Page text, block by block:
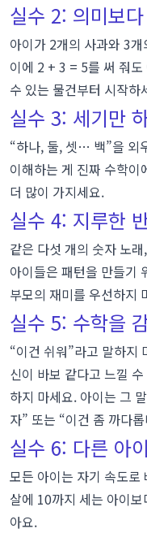
실수 2: 의미보
아이가 2개의 사과와 3
이에 2 + 3 = 5를 써 줘
수 있는 물건부터 시작하
실수 3: 세기만
“하나, 둘, 셋… 백”을 외
이해하는 게 진짜 수학
더 많이 가지세요.
실수 4: 지루한
같은 다섯 개의 숫자 노
아이들은 패턴을 만들기
부모의 재미를 우선하지
실수 5: 수학을
“이건 쉬워”라고 말하지
신이 바보 같다고 느낄
하지 마세요. 아이는 그
자” 또는 “이건 좀 까다
실수 6: 다른 아
모든 아이는 자기 속도로
살에 10까지 세는 아이
아요.